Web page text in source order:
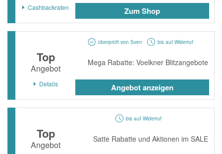
LiveFresh
tink
Ankerkraut
ABOUT YOU
Alle Shops anzeigen
Cashbackraten Zum Shop
überprüft von Sven bis auf Widerruf
Top
Angebot
Mega Rabatte: Voelkner Blitzangebote
Details Angebot anzeigen
bis auf Widerruf
Top
Angebot
Satte Rabatte und Aktionen im SALE